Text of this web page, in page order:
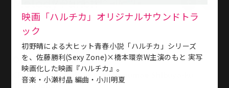
映画「ハルチカ」オリジナルサウンドトラ
ック
初野晴による大ヒット青春小説「ハルチカ」シリーズ
を、佐藤勝利(Sexy Zone)×橋本環奈W主演のもと 実写
映画化した映画『ハルチカ』。
音楽・小瀬村晶 編曲・小川明夏
Office & Studio
CROSS JINGUMAE 2-19-14 Jingumae Shibuya-ku